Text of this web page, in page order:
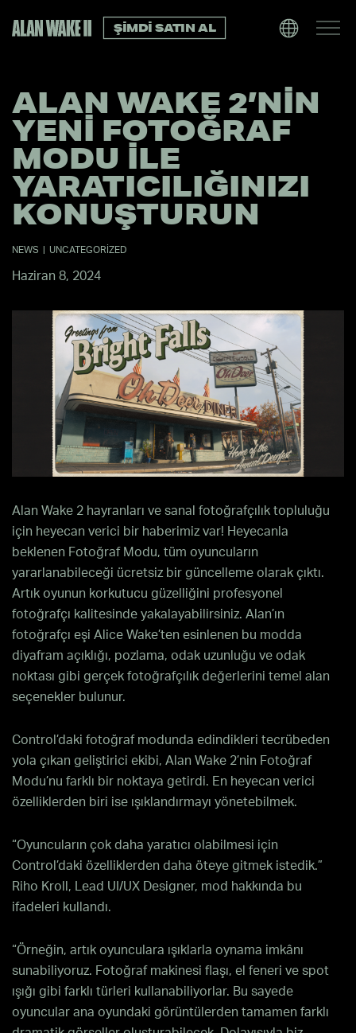
ŞIMDI SATIN AL
ALAN WAKE 2’NIN
YENI FOTOĞRAF
MODU ILE
YARATICILIĞINIZI
KONUŞTURUN
NEWS UNCATEGORIZED
Haziran 8, 2024
Alan Wake 2 hayranları ve sanal fotoğrafçılık topluluğu
için heyecan verici bir haberimiz var! Heyecanla
beklenen Fotoğraf Modu, tüm oyuncuların
yararlanabileceği ücretsiz bir güncelleme olarak çıktı.
Artık oyunun korkutucu güzelliğini profesyonel
fotoğrafçı kalitesinde yakalayabilirsiniz. Alan’ın
fotoğrafçı eşi Alice Wake’ten esinlenen bu modda
diyafram açıklığı, pozlama, odak uzunluğu ve odak
noktası gibi gerçek fotoğrafçılık değerlerini temel alan
seçenekler bulunur.
Control’daki fotoğraf modunda edindikleri tecrübeden
yola çıkan geliştirici ekibi, Alan Wake 2’nin Fotoğraf
Modu’nu farklı bir noktaya getirdi. En heyecan verici
özelliklerden biri ise ışıklandırmayı yönetebilmek.
“Oyuncuların çok daha yaratıcı olabilmesi için
Control’daki özelliklerden daha öteye gitmek istedik.”
Riho Kroll, Lead UI/UX Designer, mod hakkında bu
ifadeleri kullandı.
“Örneğin, artık oyunculara ışıklarla oynama imkânı
sunabiliyoruz. Fotoğraf makinesi flaşı, el feneri ve spot
ışığı gibi farklı türleri kullanabiliyorlar. Bu sayede
oyuncular ana oyundaki görüntülerden tamamen farklı